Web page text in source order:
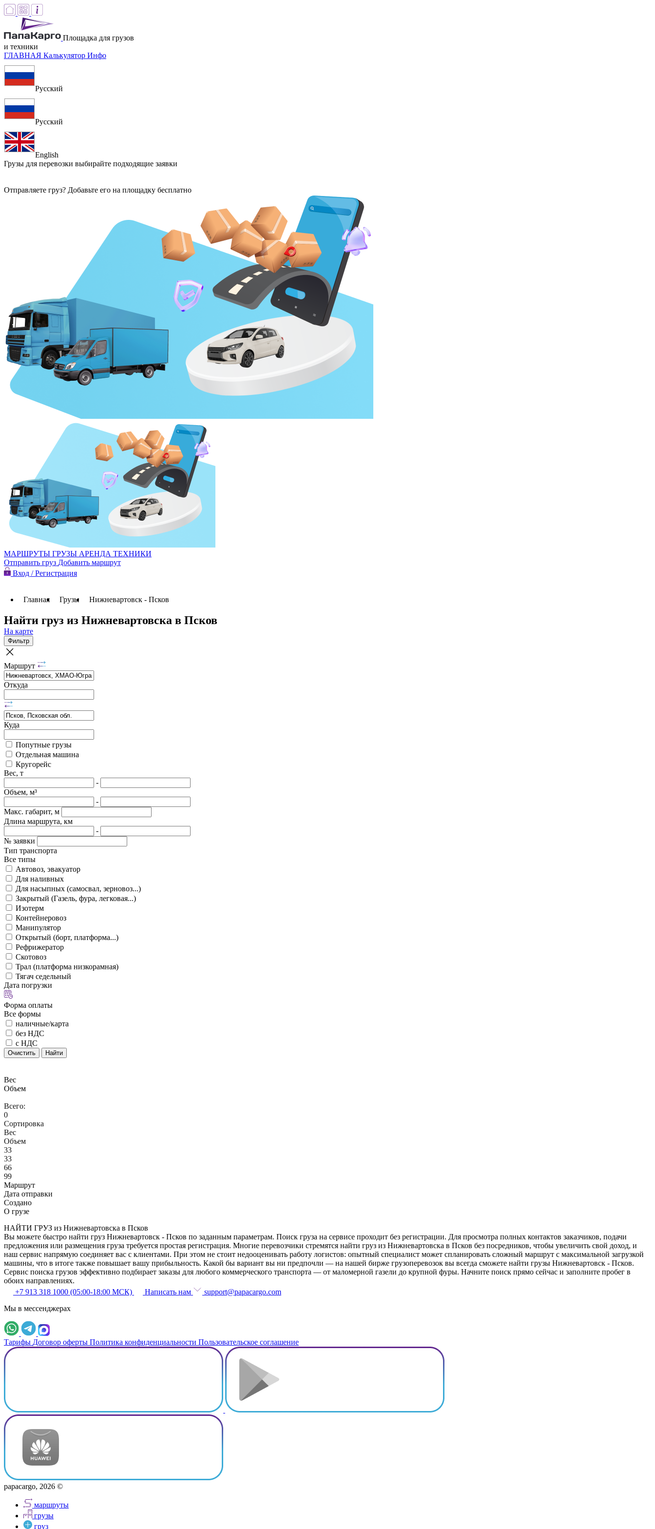
Площадка для грузов
и техники
ГЛАВНАЯ Калькулятор Инфо
Русский
Русский
English
Грузы для перевозки выбирайте подходящие заявки
Отправляете груз? Добавьте его на площадку бесплатно
МАРШРУТЫ ГРУЗЫ АРЕНДА ТЕХНИКИ
Отправить груз Добавить маршрут
Вход / Регистрация
Главная Грузы Нижневартовск - Псков
Найти груз из Нижневартовска в Псков
На карте
Фильтр
Маршрут
Откуда
Куда
Попутные грузы
Отдельная машина
Кругорейс
Вес, т
-
Объем, м³
-
Макс. габарит, м
Длина маршрута, км
-
№ заявки
Тип транспорта
Все типы
Автовоз, эвакуатор
Для наливных
Для насыпных (самосвал, зерновоз...)
Закрытый (Газель, фура, легковая...)
Изотерм
Контейнеровоз
Манипулятор
Открытый (борт, платформа...)
Рефрижератор
Скотовоз
Трал (платформа низкорамная)
Тягач седельный
Дата погрузки
Форма оплаты
Все формы
наличные/карта
без НДС
с НДС
Очистить Найти
Вес
Объем
Всего:
0
Сортировка
Вес
Объем
33
33
66
99
Маршрут
Дата отправки
Создано
О грузе
НАЙТИ ГРУЗ из Нижневартовска в Псков
Вы можете быстро найти груз Нижневартовск - Псков по заданным параметрам. Поиск груза на сервисе проходит без регистрации. Для просмотра полных контактов заказчиков, подачи
предложения или размещения груза требуется простая регистрация. Многие перевозчики стремятся найти груз из Нижневартовска в Псков без посредников, чтобы увеличить свой доход, и
наш сервис напрямую соединяет вас с клиентами. При этом не стоит недооценивать работу логистов: опытный специалист может спланировать сложный маршрут с максимальной загрузкой
машины, что в итоге также повышает вашу прибыльность. Какой бы вариант вы ни предпочли — на нашей бирже грузоперевозок вы всегда сможете найти грузы Нижневартовск - Псков.
Сервис поиска грузов эффективно подбирает заказы для любого коммерческого транспорта — от маломерной газели до крупной фуры. Начните поиск прямо сейчас и заполните пробег в
обоих направлениях.
+7 913 318 1000 (05:00-18:00 МСК)
Написать нам
support@papacargo.com
Мы в мессенджерах
Тарифы Договор оферты Политика конфиденциальности Пользовательское соглашение
papacargo, 2026 ©
маршруты
грузы
груз